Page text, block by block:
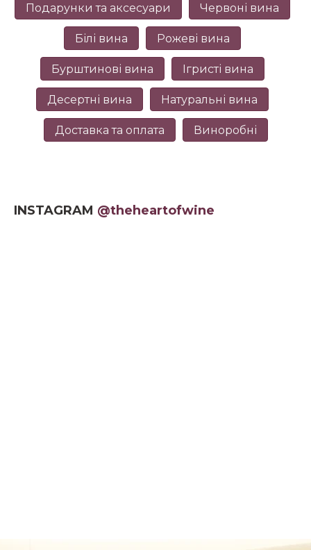
Подарунки та аксесуари Червоні вина
Білі вина Рожеві вина
Бурштинові вина Ігристі вина
Десертні вина Натуральні вина
Доставка та оплата Виноробні
INSTAGRAM @theheartofwine